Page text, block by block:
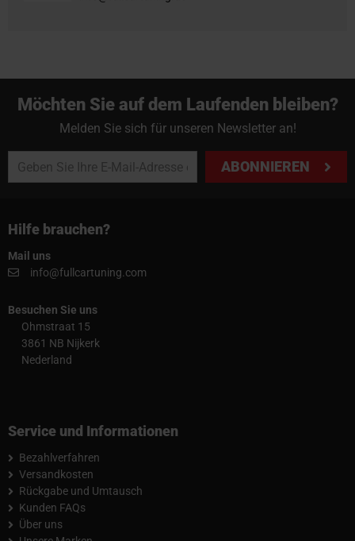
Möchten Sie auf dem Laufenden bleiben?
Melden Sie sich für unseren Newsletter an!
ABONNIEREN
Hilfe brauchen?
Mail uns
info@fullcartuning.com
Besuchen Sie uns
Ohmstraat 15
3861 NB Nijkerk
Nederland
Service und Informationen
Bezahlverfahren
Versandkosten
Rückgabe und Umtausch
Kunden FAQs
Über uns